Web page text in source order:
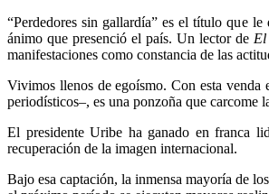
“Perdedores sin gallardía” es el título que
ánimo que presenció el país. Un lector de El
manifestaciones como constancia de las
Vivimos llenos de egoísmo. Con esta venda
periodísticos–, es una ponzoña que
El presidente Uribe ha ganado en franca
recuperación de la imagen internacional.
Bajo esa captación, la inmensa mayoría de